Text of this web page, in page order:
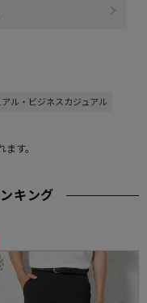
ル・ビジネスカジュアル
す。
キング